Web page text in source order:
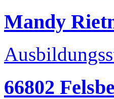
Mandy
66802